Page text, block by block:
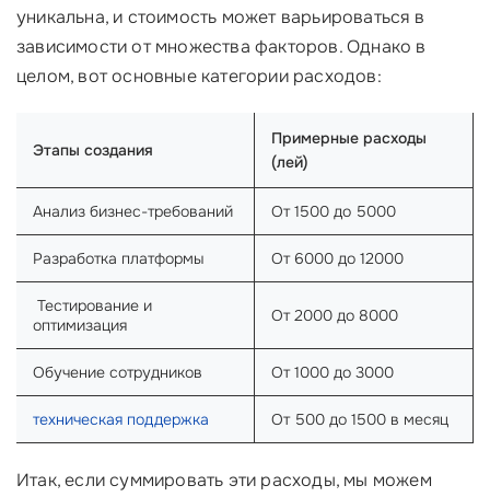
уникальна, и стоимость может варьироваться в
зависимости от множества факторов. Однако в
целом, вот основные категории расходов:
Этапы создания
Примерные расходы
(лей)
Анализ бизнес-требований От 1500 до 5000
Разработка платформы От 6000 до 12000
‍ Тестирование и
оптимизация
От 2000 до 8000
Обучение сотрудников От 1000 до 3000
техническая поддержка От 500 до 1500 в месяц
Итак, если суммировать эти расходы, мы можем